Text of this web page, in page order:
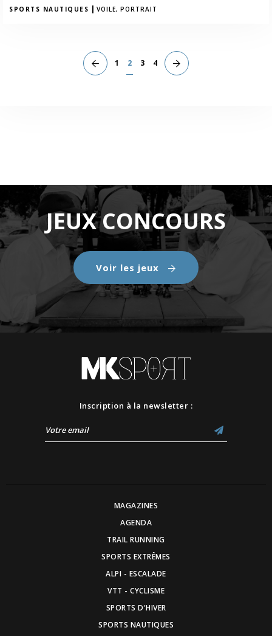
SPORTS NAUTIQUES | VOILE, PORTRAIT
1 2 3 4
JEUX CONCOURS
Voir les jeux
Inscription à la newsletter :
MAGAZINES
AGENDA
TRAIL RUNNING
SPORTS EXTRÊMES
ALPI - ESCALADE
VTT - CYCLISME
SPORTS D'HIVER
SPORTS NAUTIQUES